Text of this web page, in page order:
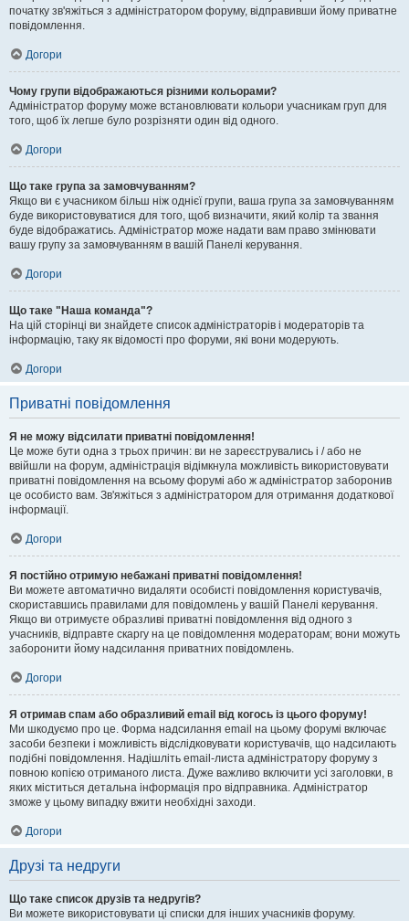
початку зв'яжіться з адміністратором форуму, відправивши йому приватне
повідомлення.
Догори
Чому групи відображаються різними кольорами?
Адміністратор форуму може встановлювати кольори учасникам груп для
того, щоб їх легше було розрізняти один від одного.
Догори
Що таке група за замовчуванням?
Якщо ви є учасником більш ніж однієї групи, ваша група за замовчуванням
буде використовуватися для того, щоб визначити, який колір та звання
буде відображатись. Адміністратор може надати вам право змінювати
вашу групу за замовчуванням в вашій Панелі керування.
Догори
Що таке "Наша команда"?
На цій сторінці ви знайдете список адміністраторів і модераторів та
інформацію, таку як відомості про форуми, які вони модерують.
Догори
Приватні повідомлення
Я не можу відсилати приватні повідомлення!
Це може бути одна з трьох причин: ви не зареєструвались і / або не
ввійшли на форум, адміністрація відімкнула можливість використовувати
приватні повідомлення на всьому форумі або ж адміністратор заборонив
це особисто вам. Зв'яжіться з адміністратором для отримання додаткової
інформації.
Догори
Я постійно отримую небажані приватні повідомлення!
Ви можете автоматично видаляти особисті повідомлення користувачів,
скориставшись правилами для повідомлень у вашій Панелі керування.
Якщо ви отримуєте образливі приватні повідомлення від одного з
учасників, відправте скаргу на це повідомлення модераторам; вони можуть
заборонити йому надсилання приватних повідомлень.
Догори
Я отримав спам або образливий email від когось із цього форуму!
Ми шкодуємо про це. Форма надсилання email на цьому форумі включає
засоби безпеки і можливість відслідковувати користувачів, що надсилають
подібні повідомлення. Надішліть email-листа адміністратору форуму з
повною копією отриманого листа. Дуже важливо включити усі заголовки, в
яких міститься детальна інформація про відправника. Адміністратор
зможе у цьому випадку вжити необхідні заходи.
Догори
Друзі та недруги
Що таке список друзів та недругів?
Ви можете використовувати ці списки для інших учасників форуму.